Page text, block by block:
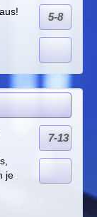
5-8
je
7-13